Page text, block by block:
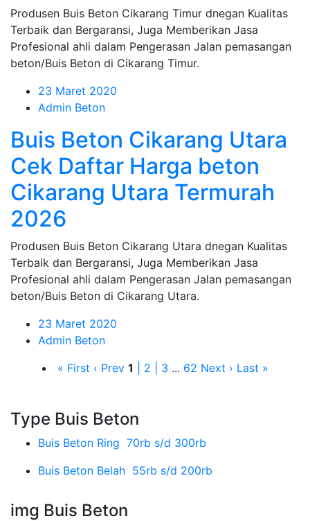
Produsen Buis Beton Cikarang Timur dnegan Kualitas
Terbaik dan Bergaransi, Juga Memberikan Jasa
Profesional ahli dalam Pengerasan Jalan pemasangan
beton/Buis Beton di Cikarang Timur.
23 Maret 2020
Admin Beton
Buis Beton Cikarang Utara
Cek Daftar Harga beton
Cikarang Utara Termurah
2026
Produsen Buis Beton Cikarang Utara dnegan Kualitas
Terbaik dan Bergaransi, Juga Memberikan Jasa
Profesional ahli dalam Pengerasan Jalan pemasangan
beton/Buis Beton di Cikarang Utara.
23 Maret 2020
Admin Beton
« First ‹ Prev 1 | 2 | 3 ... 62 Next › Last »
Type Buis Beton
Buis Beton Ring 70rb s/d 300rb
Buis Beton Belah 55rb s/d 200rb
img Buis Beton